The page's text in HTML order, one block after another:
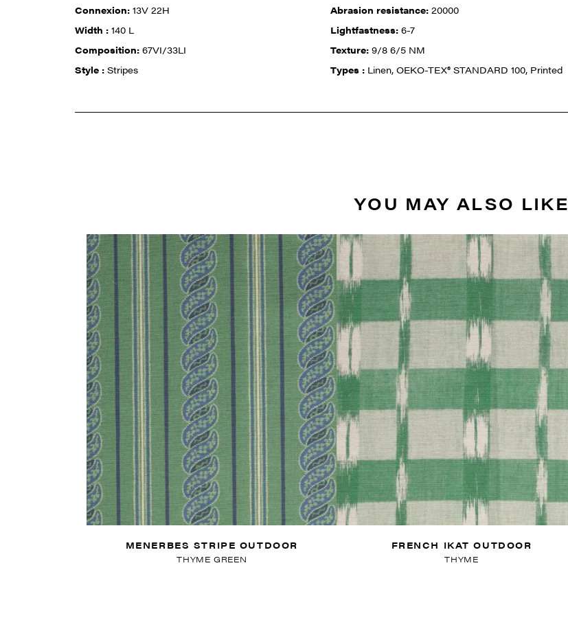
Connexion:13V 22H Abrasion resistance:20000
Width :140 L Lightfastness:6-7
Composition:67VI/33LI Texture:9/8 6/5 NM
Style :Stripes Types : Linen, OEKO-TEX® STANDARD 100, Printed
YOU MAY ALSO LIKE
MENERBES STRIPE OUTDOOR
THYME GREEN
FRENCH IKAT OUTDOOR
THYME